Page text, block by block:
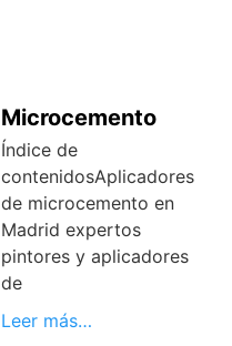
Microcemento
Índice de
contenidosAplicadores
de microcemento en
Madrid expertos
pintores y aplicadores
de
Leer más…